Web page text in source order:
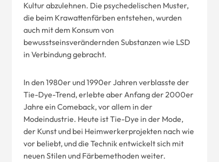
Kultur abzulehnen. Die psychedelischen Muster,
die beim Krawattenfärben entstehen, wurden
auch mit dem Konsum von
bewusstseinsverändernden Substanzen wie LSD
in Verbindung gebracht.
In den 1980er und 1990er Jahren verblasste der
Tie-Dye-Trend, erlebte aber Anfang der 2000er
Jahre ein Comeback, vor allem in der
Modeindustrie. Heute ist Tie-Dye in der Mode,
der Kunst und bei Heimwerkerprojekten nach wie
vor beliebt, und die Technik entwickelt sich mit
neuen Stilen und Färbemethoden weiter.